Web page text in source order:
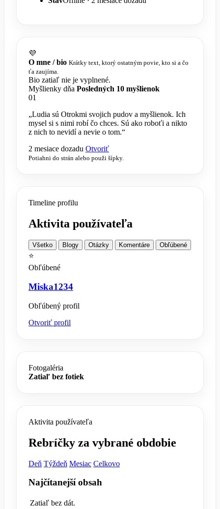
💜
O mne / bio Krátky text, ktorý ostatným povie, kto si a čo
ťa zaujíma.
Bio zatiaľ nie je vyplnené.
Myšlienky dňa Posledných 10 myšlienok
01
„Ludia sú Otrokmi svojich pudov a myšlienok. Ich
mysel si s nimi robí čo chces. Sú ako roboťi a nikto
z nich to nevidí a nevie o tom.“
2 mesiace dozadu Otvoriť
Potiahni do strán alebo použi šípky.
Timeline profilu
Aktivita používateľa
Všetko Blogy Otázky Komentáre Obľúbené
⭐
Obľúbené
Miska1234
Obľúbený profil
Otvoriť profil
Fotogaléria
Zatiaľ bez fotiek
Aktivita používateľa
Rebríčky za vybrané obdobie
Deň Týždeň Mesiac Celkovo
Najčítanejší obsah
Zatiaľ bez dát.